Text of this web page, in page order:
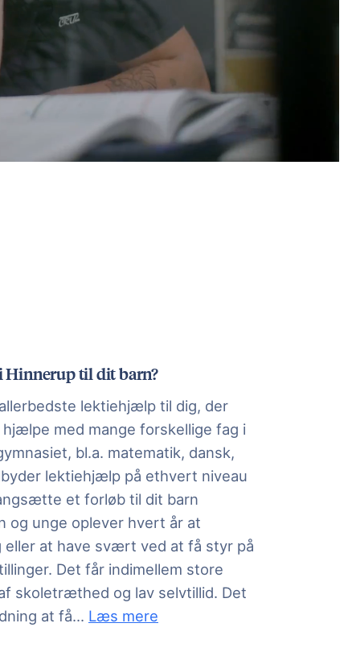
til dit barn?
lektiehjælp til dig, der
hjælpe med mange forskellige fag i
bl.a. matematik, dansk,
lektiehjælp på ethvert niveau
et forløb til dit barn
og unge oplever hvert år at
eller at have svært ved at få styr på
Det får indimellem store
skoletræthed og lav selvtillid. Det
at fåigangsat den helt rigtige hjælp.
... Læs mere